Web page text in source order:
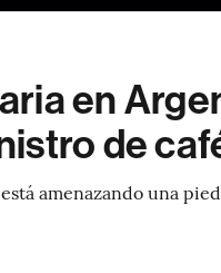
en
de
amenazando una